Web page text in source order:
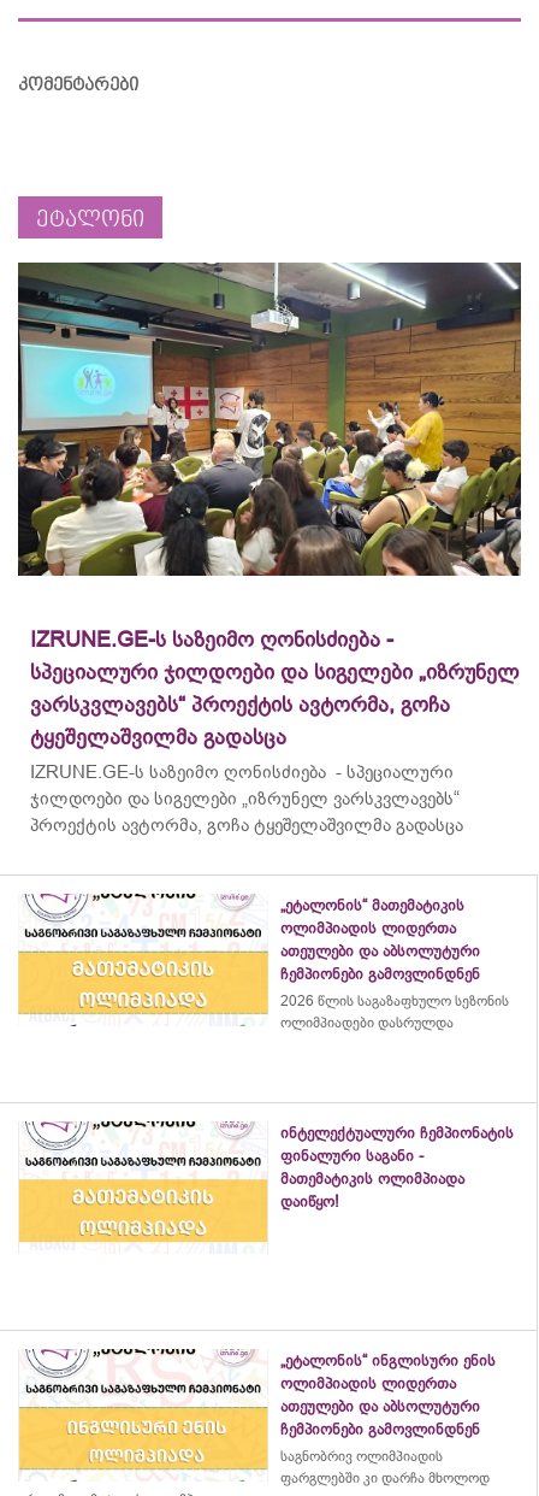
კომენტარები
ეტალონი
IZRUNE.GE-ს საზეიმო ღონისძიება -
სპეციალური ჯილდოები და სიგელები „იზრუნელ
ვარსკვლავებს“ პროექტის ავტორმა, გოჩა
ტყეშელაშვილმა გადასცა
IZRUNE.GE-ს საზეიმო ღონისძიება - სპეციალური
ჯილდოები და სიგელები „იზრუნელ ვარსკვლავებს“
პროექტის ავტორმა, გოჩა ტყეშელაშვილმა გადასცა
„ეტალონის“ მათემატიკის
ოლიმპიადის ლიდერთა
ათეულები და აბსოლუტური
ჩემპიონები გამოვლინდნენ
2026 წლის საგაზაფხულო სეზონის
ოლიმპიადები დასრულდა
ინტელექტუალური ჩემპიონატის
ფინალური საგანი -
მათემატიკის ოლიმპიადა
დაიწყო!
„ეტალონის“ ინგლისური ენის
ოლიმპიადის ლიდერთა
ათეულები და აბსოლუტური
ჩემპიონები გამოვლინდნენ
საგნობრივ ოლიმპიადის
ფარგლებში კი დარჩა მხოლოდ